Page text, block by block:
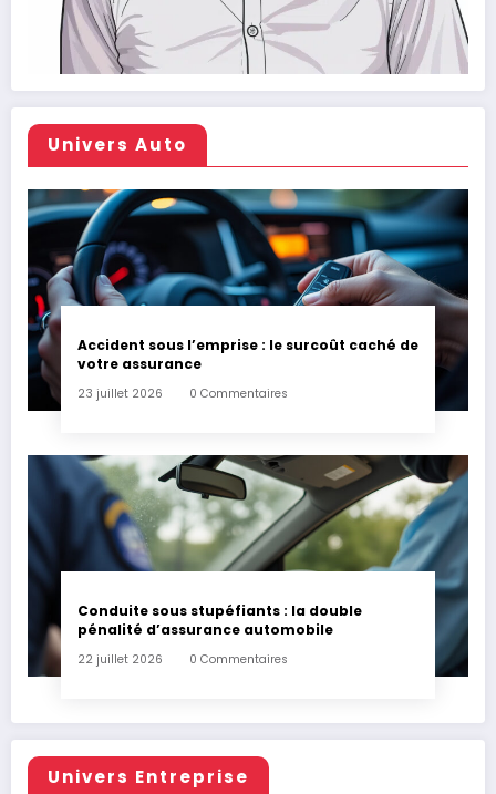
Univers Auto
Accident sous l’emprise : le surcoût caché de
votre assurance
23 juillet 2026 0 Commentaires
Conduite sous stupéfiants : la double
pénalité d’assurance automobile
22 juillet 2026 0 Commentaires
Univers Entreprise